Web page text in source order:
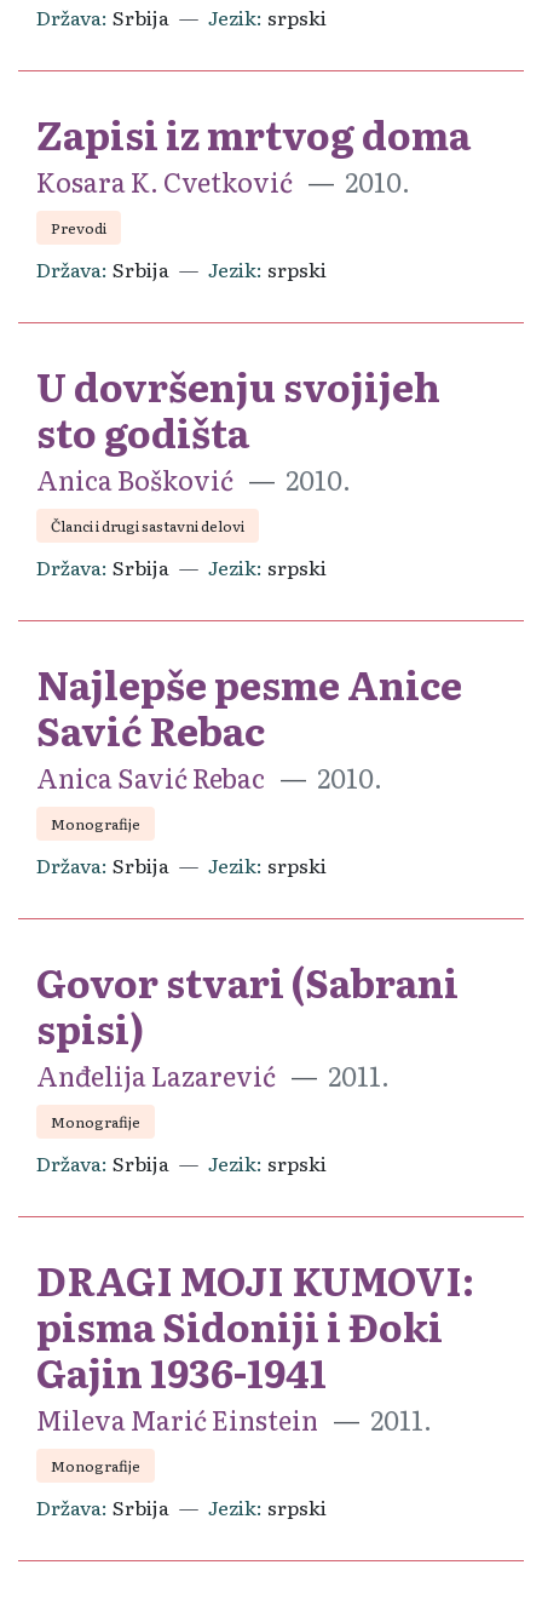
Država Srbija Jezik srpski
Zapisi iz mrtvog doma
Kosara K. Cvetković 2010.
Prevodi
Država Srbija Jezik srpski
U dovršenju svojijeh
sto godišta
Anica Bošković 2010.
Članci i drugi sastavni delovi
Država Srbija Jezik srpski
Najlepše pesme Anice
Savić Rebac
Anica Savić Rebac 2010.
Monografije
Država Srbija Jezik srpski
Govor stvari (Sabrani
spisi)
Anđelija Lazarević 2011.
Monografije
Država Srbija Jezik srpski
DRAGI MOJI KUMOVI:
pisma Sidoniji i Đoki
Gajin 1936-1941
Mileva Marić Einstein 2011.
Monografije
Država Srbija Jezik srpski